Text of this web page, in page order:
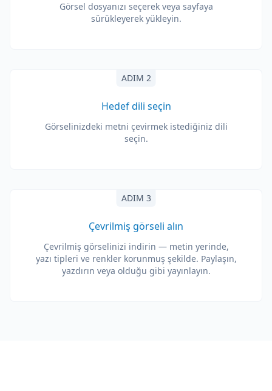
Görsel dosyanızı seçerek veya sayfaya
sürükleyerek yükleyin.
ADIM 2
Hedef dili seçin
Görselinizdeki metni çevirmek istediğiniz dili
seçin.
ADIM 3
Çevrilmiş görseli alın
Çevrilmiş görselinizi indirin — metin yerinde,
yazı tipleri ve renkler korunmuş şekilde. Paylaşın,
yazdırın veya olduğu gibi yayınlayın.